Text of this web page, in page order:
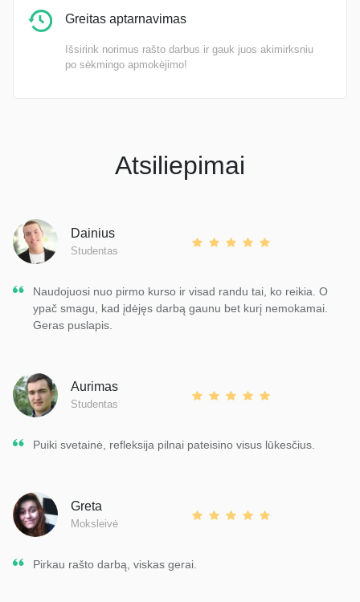
Greitas aptarnavimas
Išsirink norimus rašto darbus ir gauk juos akimirksniu
po sėkmingo apmokėjimo!
Atsiliepimai
Dainius
Studentas
Naudojuosi nuo pirmo kurso ir visad randu tai, ko reikia. O
ypač smagu, kad įdėjęs darbą gaunu bet kurį nemokamai.
Geras puslapis.
Aurimas
Studentas
Puiki svetainė, refleksija pilnai pateisino visus lūkesčius.
Greta
Moksleivė
Pirkau rašto darbą, viskas gerai.